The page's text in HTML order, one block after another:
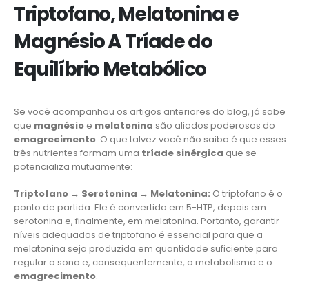
Triptofano, Melatonina e
Magnésio A Tríade do
Equilíbrio Metabólico
Se você acompanhou os artigos anteriores do blog, já sabe
que magnésio e melatonina são aliados poderosos do
emagrecimento. O que talvez você não saiba é que esses
três nutrientes formam uma tríade sinérgica que se
potencializa mutuamente:
Triptofano → Serotonina → Melatonina: O triptofano é o
ponto de partida. Ele é convertido em 5-HTP, depois em
serotonina e, finalmente, em melatonina. Portanto, garantir
níveis adequados de triptofano é essencial para que a
melatonina seja produzida em quantidade suficiente para
regular o sono e, consequentemente, o metabolismo e o
emagrecimento.